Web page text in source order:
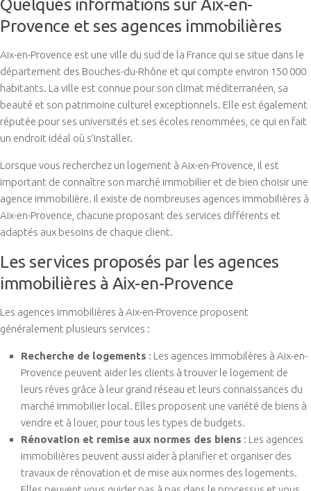
Provence et ses agences immobilières
Aix-en-Provence est une ville du sud de la France qui se situe dans le
département des Bouches-du-Rhône et qui compte environ 150 000
habitants. La ville est connue pour son climat méditerranéen, sa
beauté et son patrimoine culturel exceptionnels. Elle est également
réputée pour ses universités et ses écoles renommées, ce qui en fait
un endroit idéal où s’installer.
Lorsque vous recherchez un logement à Aix-en-Provence, il est
important de connaître son marché immobilier et de bien choisir une
agence immobilière. Il existe de nombreuses agences immobilières à
Aix-en-Provence, chacune proposant des services différents et
adaptés aux besoins de chaque client.
Les services proposés par les agences
immobilières à Aix-en-Provence
Les agences immobilières à Aix-en-Provence proposent
généralement plusieurs services :
Recherche de logements : Les agences immobilères à Aix-en-
Provence peuvent aider les clients à trouver le logement de
leurs rêves grâce à leur grand réseau et leurs connaissances du
marché immobilier local. Elles proposent une variété de biens à
vendre et à louer, pour tous les types de budgets.
Rénovation et remise aux normes des biens : Les agences
immobilières peuvent aussi aider à planifier et organiser des
travaux de rénovation et de mise aux normes des logements.